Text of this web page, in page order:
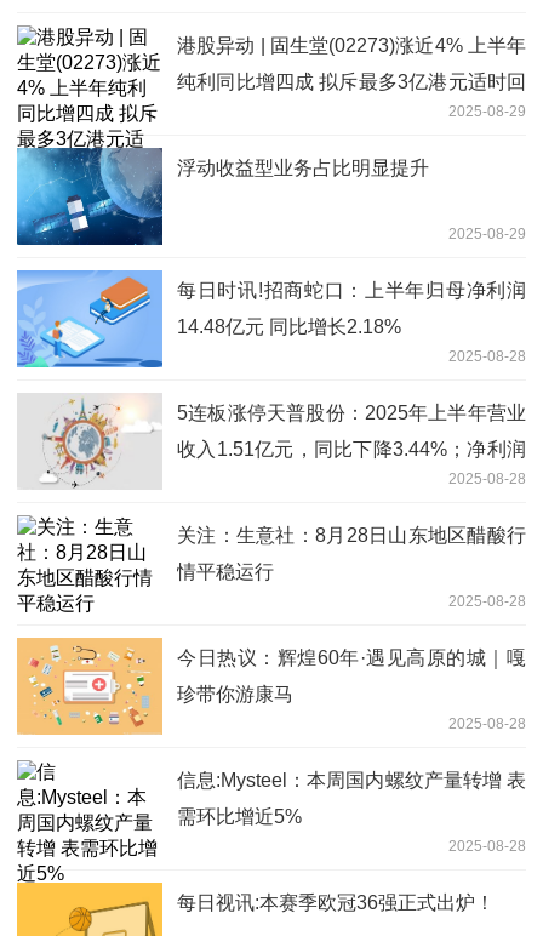
港股异动 | 固生堂(02273)涨近4% 上半年
纯利同比增四成 拟斥最多3亿港元适时回
2025-08-29
浮动收益型业务占比明显提升
2025-08-29
每日时讯!招商蛇口：上半年归母净利润
14.48亿元 同比增长2.18%
2025-08-28
5连板涨停天普股份：2025年上半年营业
收入1.51亿元，同比下降3.44%；净利润
2025-08-28
关注：生意社：8月28日山东地区醋酸行
情平稳运行
2025-08-28
今日热议：辉煌60年·遇见高原的城｜嘎
珍带你游康马
2025-08-28
信息:Mysteel：本周国内螺纹产量转增 表
需环比增近5%
2025-08-28
每日视讯:本赛季欧冠36强正式出炉！